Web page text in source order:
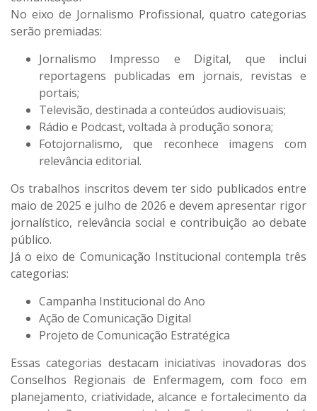
No eixo de Jornalismo Profissional, quatro categorias
serão premiadas:
Jornalismo Impresso e Digital, que inclui
reportagens publicadas em jornais, revistas e
portais;
Televisão, destinada a conteúdos audiovisuais;
Rádio e Podcast, voltada à produção sonora;
Fotojornalismo, que reconhece imagens com
relevância editorial.
Os trabalhos inscritos devem ter sido publicados entre
maio de 2025 e julho de 2026 e devem apresentar rigor
jornalístico, relevância social e contribuição ao debate
público.
Já o eixo de Comunicação Institucional contempla três
categorias:
Campanha Institucional do Ano
Ação de Comunicação Digital
Projeto de Comunicação Estratégica
Essas categorias destacam iniciativas inovadoras dos
Conselhos Regionais de Enfermagem, com foco em
planejamento, criatividade, alcance e fortalecimento da